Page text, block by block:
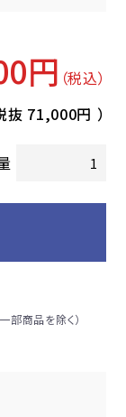
円 （税込）
抜 71,000円 ）
部商品を除く）